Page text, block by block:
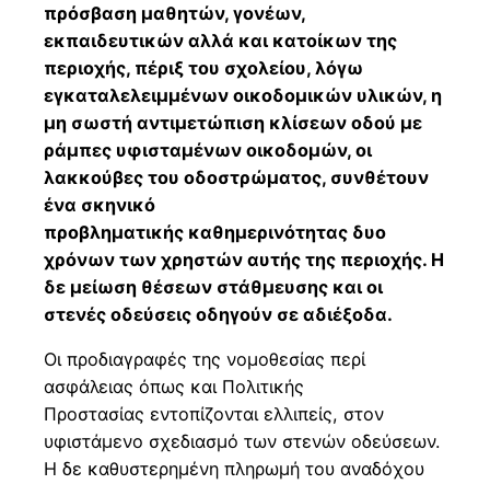
πρόσβαση μαθητών, γονέων,
εκπαιδευτικών αλλά και κατοίκων της
περιοχής, πέριξ του σχολείου, λόγω
εγκαταλελειμμένων οικοδομικών υλικών, η
μη σωστή αντιμετώπιση κλίσεων οδού με
ράμπες υφισταμένων οικοδομών, οι
λακκούβες του οδοστρώματος, συνθέτουν
ένα σκηνικό
προβληματικής καθημερινότητας δυο
χρόνων των χρηστών αυτής της περιοχής. Η
δε μείωση θέσεων στάθμευσης και οι
στενές οδεύσεις οδηγούν σε αδιέξοδα.
Οι προδιαγραφές της νομοθεσίας περί
ασφάλειας όπως και Πολιτικής
Προστασίας εντοπίζονται ελλιπείς, στον
υφιστάμενο σχεδιασμό των στενών οδεύσεων.
Η δε καθυστερημένη πληρωμή του αναδόχου